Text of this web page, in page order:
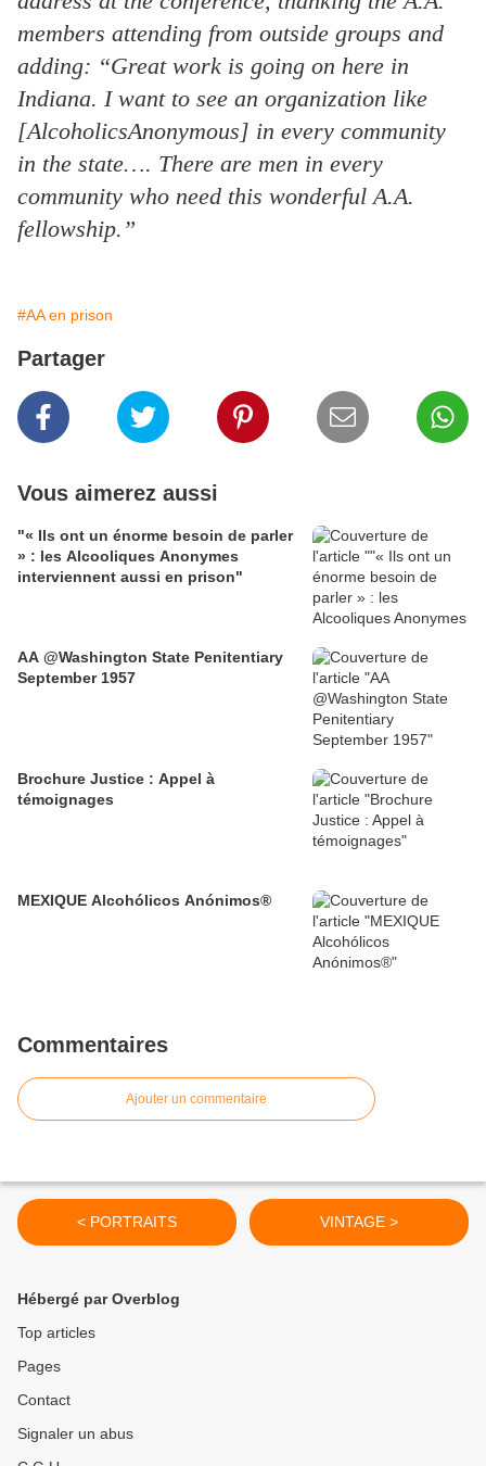
members attending from outside groups and
adding: “Great work is going on here in
Indiana. I want to see an organization like
[AlcoholicsAnonymous] in every community
in the state…. There are men in every
community who need this wonderful A.A.
fellowship.”
#AA en prison
Partager
Vous aimerez aussi
"« Ils ont un énorme besoin de parler
» : les Alcooliques Anonymes
interviennent aussi en prison"
AA @Washington State Penitentiary
September 1957
Brochure Justice : Appel à
témoignages
MEXIQUE Alcohólicos Anónimos®
Commentaires
Ajouter un commentaire
< PORTRAITS VINTAGE >
Hébergé par Overblog
Top articles
Pages
Contact
Signaler un abus